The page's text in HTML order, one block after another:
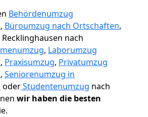
Behördenumzug
, Büroumzug nach Ortschaften,
nach
, Laborumzug
, Praxisumzug, Privatumzug
, Seniorenumzug in
oderStudentenumzug nach
wir haben die besten